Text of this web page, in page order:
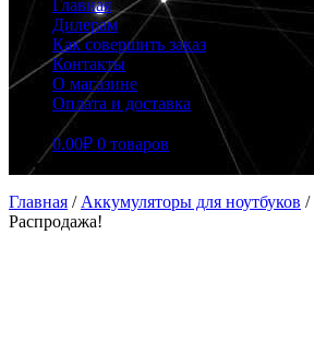
Главная
Дилерам
Как совершить заказ
Контакты
О магазине
Оплата и доставка
0.00₽ 0 товаров
Главная / Аккумуляторы для ноутбуков /
Распродажа!